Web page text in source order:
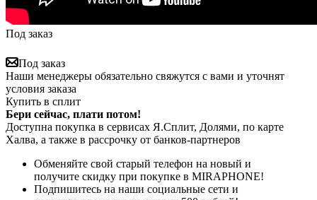
Под заказ
Под заказ
Наши менеджеры обязательно свяжутся с вами и уточнят
условия заказа
Купить в сплит
Бери сейчас, плати потом!
Доступна покупка в сервисах Я.Сплит, Долями, по карте
Халва, а также в рассрочку от банков-партнеров
Обменяйте свой старый телефон на новый и
получите скидку при покупке в MIRAPHONE!
Подпишитесь на наши социальные сети и